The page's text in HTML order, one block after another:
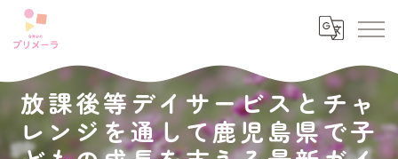
放課後等デイサービスとチャ
レンジを通して鹿児島県で子